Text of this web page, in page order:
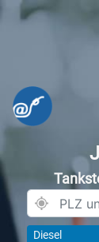
Diesel